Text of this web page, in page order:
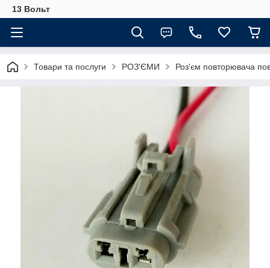
13 Вольт
Товари та послуги РОЗ'ЄМИ Роз'єм повторювача